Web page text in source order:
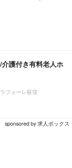
介護付き有料老人ホ
フォーレ荻窪
sponsored by 求人ボックス